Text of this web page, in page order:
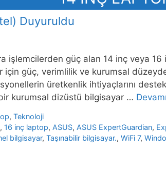
Duyuruldu
işlemcilerden güç alan 14 inç veya
için güç, verimlilik ve kurumsal
üretkenlik ihtiyaçlarını
kurumsal dizüstü bilgisayar …
,Teknoloji
, 16 inç laptop, ASUS, ASUS ExpertGuardian,
bilgisayar, Taşınabilir bilgisayar., WiFi 7,